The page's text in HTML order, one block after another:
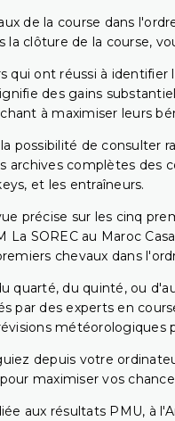
de la course dans
clôture de la course,
ont réussi à
des gains
à maximiser leurs
possibilité de
complètes des
et les entraîneurs.
précise sur les cinq
SOREC au Maroc
chevaux dans
quarté, du quinté, ou
par des experts en
météorologiques
depuis votre
maximiser vos
aux résultats PMU, à